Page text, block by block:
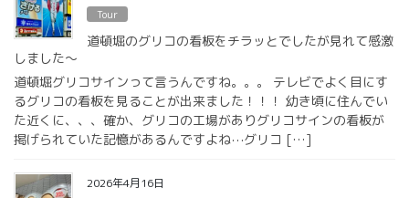
Tour
道頓堀のグリコの看板をチラッとでしたが見れて感激
しました〜
道頓堀グリコサインって言うんですね。。。 テレビでよく目にす
るグリコの看板を見ることが出来ました！！！ 幼き頃に住んでい
た近くに、、、確か、グリコの工場がありグリコサインの看板が
掲げられていた記憶があるんですよね⋯グリコ […]
2026年4月16日